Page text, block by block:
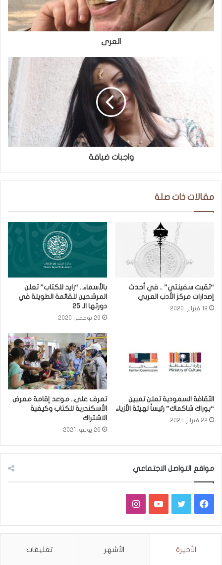
العرى
واجبات ضيافة
مقالات ذات صلة
“ثقبت سفينتي” .. في أحدث
إصدارات مركز الأدب العربي
19 فبراير، 2020
بالأسماء.. “زايد للكتاب” تعلن
المرشحين للقائمة الطويلة في
دورتها الـ ٢٥
29 نوفمبر، 2020
الثقافة السعودية تعلن تعيين
“بوراك شاكماك” رئيساً لهيئة الأزياء
22 فبراير، 2021
تعرف على.. موعد إقامة معرض
الأسكندرية للكتاب وكيفية
الاشتراك
26 يوليو، 2021
مواقع التواصل الاجتماعي
فيسبوكتويتر يوتيوبانستقرام
الأخيرة الأشهر تعليقات